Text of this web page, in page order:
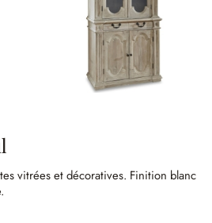
vitrées et décoratives. Finition blanc